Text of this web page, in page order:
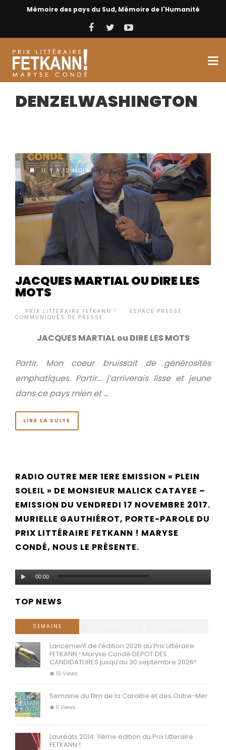
Mémoire des pays du Sud, Mémoire de l'Humanité
DENZELWASHINGTON
IL Y A 12 MOIS
JACQUES MARTIAL OU DIRE LES
MOTS
PRIX LITTÉRAIRE FETKANN ! ESPACE PRESSE
COMMUNIQUÉS DE PRESSE
JACQUES MARTIAL ou DIRE LES MOTS
Partir. Mon coeur bruissait de générosités
emphatiques. Partir… j’arriverais lisse et jeune
dans ce pays mien et …
LIRE LA SUITE
RADIO OUTRE MER 1ERE EMISSION « PLEIN
SOLEIL » DE MONSIEUR MALICK CATAYEE –
EMISSION DU VENDREDI 17 NOVEMBRE 2017.
MURIELLE GAUTHIÉROT, PORTE-PAROLE DU
PRIX LITTÉRAIRE FETKANN ! MARYSE
CONDÉ, NOUS LE PRÉSENTE.
Lecteur00:00
TOP NEWS
SEMAINE
Lancement de l’édition 2026 du Prix Littéraire
FETKANN ! Maryse Condé DEPOT DES
CANDIDATURES jusqu’au 30 septembre 2026*
19 Views
Semaine du film de la Caraibe et des Outre-Mer
11 Views
Lauréats 2014: 11ème édition du Prix Litteraire
FETKANN !